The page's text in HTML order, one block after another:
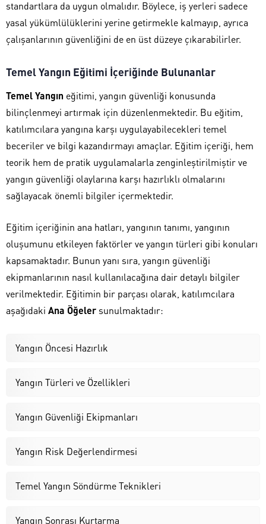
standartlara da uygun olmalıdır. Böylece, iş yerleri sadece
yasal yükümlülüklerini yerine getirmekle kalmayıp, ayrıca
çalışanlarının güvenliğini de en üst düzeye çıkarabilirler.
Temel Yangın Eğitimi İçeriğinde Bulunanlar
Temel Yangın eğitimi, yangın güvenliği konusunda
bilinçlenmeyi artırmak için düzenlenmektedir. Bu eğitim,
katılımcılara yangına karşı uygulayabilecekleri temel
beceriler ve bilgi kazandırmayı amaçlar. Eğitim içeriği, hem
teorik hem de pratik uygulamalarla zenginleştirilmiştir ve
yangın güvenliği olaylarına karşı hazırlıklı olmalarını
sağlayacak önemli bilgiler içermektedir.
Eğitim içeriğinin ana hatları, yangının tanımı, yangının
oluşumunu etkileyen faktörler ve yangın türleri gibi konuları
kapsamaktadır. Bunun yanı sıra, yangın güvenliği
ekipmanlarının nasıl kullanılacağına dair detaylı bilgiler
verilmektedir. Eğitimin bir parçası olarak, katılımcılara
aşağıdaki Ana Öğeler sunulmaktadır:
Yangın Öncesi Hazırlık
Yangın Türleri ve Özellikleri
Yangın Güvenliği Ekipmanları
Yangın Risk Değerlendirmesi
Temel Yangın Söndürme Teknikleri
Yangın Sonrası Kurtarma